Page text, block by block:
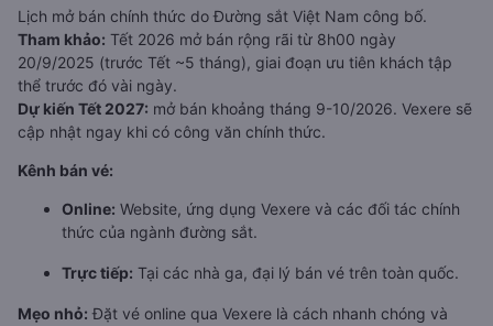
Lịch mở bán chính thức do Đường sắt Việt Nam công bố.
Tham khảo: Tết 2026 mở bán rộng rãi từ 8h00 ngày
20/9/2025 (trước Tết ~5 tháng), giai đoạn ưu tiên khách tập
thể trước đó vài ngày.
Dự kiến Tết 2027: mở bán khoảng tháng 9-10/2026. Vexere sẽ
cập nhật ngay khi có công văn chính thức.
Kênh bán vé:
Online: Website, ứng dụng Vexere và các đối tác chính
thức của ngành đường sắt.
Trực tiếp: Tại các nhà ga, đại lý bán vé trên toàn quốc.
Mẹo nhỏ: Đặt vé online qua Vexere là cách nhanh chóng và